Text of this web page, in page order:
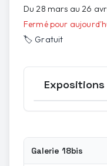
Du 28 mars au 26
Fermé pour
🏷️ Gratuit
Expositions
Galerie 18bis